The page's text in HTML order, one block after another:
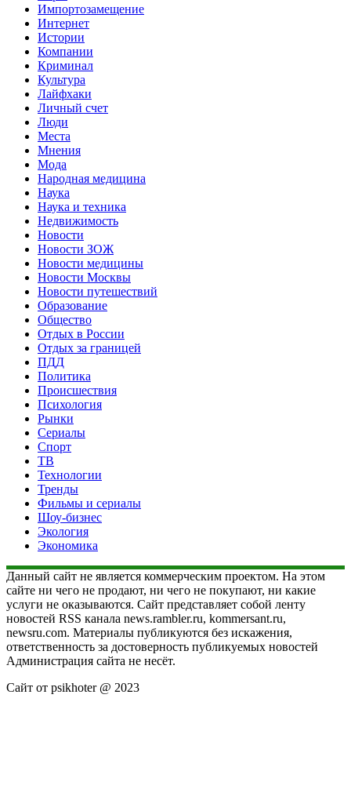
Импортозамещение
Интернет
Истории
Компании
Криминал
Культура
Лайфхаки
Личный счет
Люди
Места
Мнения
Мода
Народная медицина
Наука
Наука и техника
Недвижимость
Новости
Новости ЗОЖ
Новости медицины
Новости Москвы
Новости путешествий
Образование
Общество
Отдых в России
Отдых за границей
ПДД
Политика
Происшествия
Психология
Рынки
Сериалы
Спорт
ТВ
Технологии
Тренды
Фильмы и сериалы
Шоу-бизнес
Экология
Экономика
Данный сайт не является коммерческим проектом. На этом
сайте ни чего не продают, ни чего не покупают, ни какие
услуги не оказываются. Сайт представляет собой ленту
новостей RSS канала news.rambler.ru, kommersant.ru,
newsru.com. Материалы публикуются без искажения,
ответственность за достоверность публикуемых новостей
Администрация сайта не несёт.
Сайт от psikhoter @ 2023